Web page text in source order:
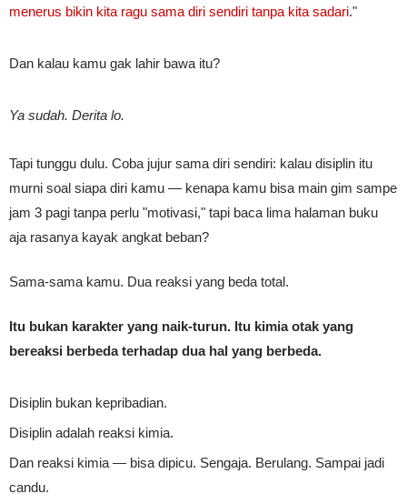
menerus bikin kita ragu sama diri sendiri tanpa kita sadari."
Dan kalau kamu gak lahir bawa itu?
Ya sudah. Derita lo.
Tapi tunggu dulu. Coba jujur sama diri sendiri: kalau disiplin itu
murni soal siapa diri kamu — kenapa kamu bisa main gim sampe
jam 3 pagi tanpa perlu "motivasi," tapi baca lima halaman buku
aja rasanya kayak angkat beban?
Sama-sama kamu. Dua reaksi yang beda total.
Itu bukan karakter yang naik-turun. Itu kimia otak yang
bereaksi berbeda terhadap dua hal yang berbeda.
Disiplin bukan kepribadian.
Disiplin adalah reaksi kimia.
Dan reaksi kimia — bisa dipicu. Sengaja. Berulang. Sampai jadi
candu.